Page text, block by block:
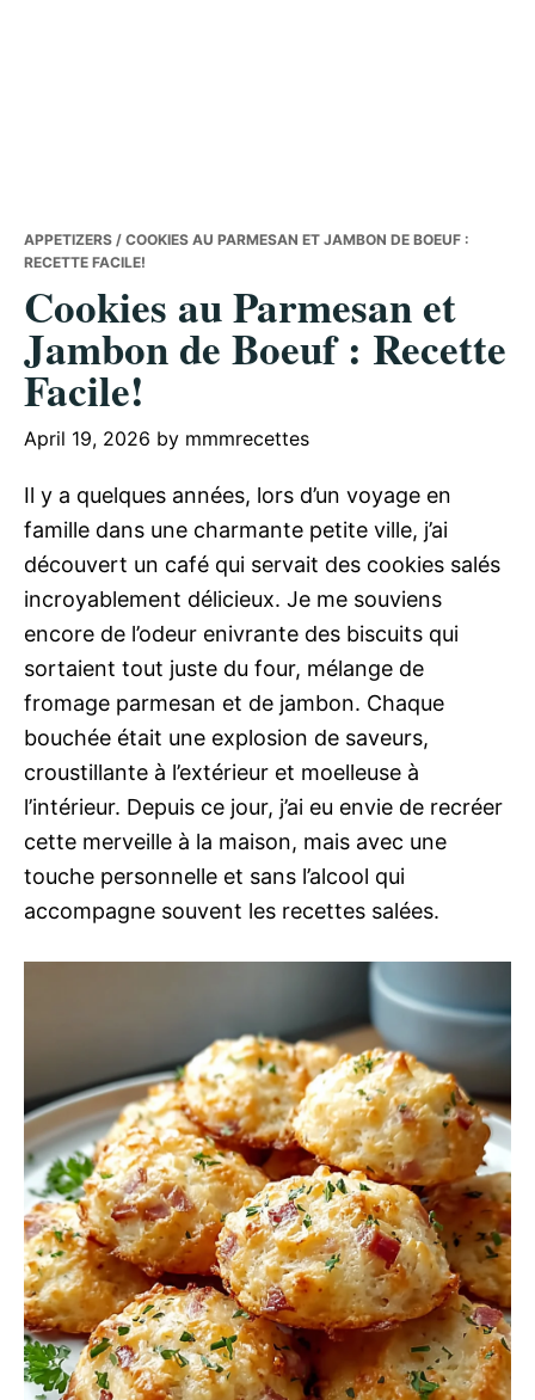
APPETIZERS / COOKIES AU PARMESAN ET JAMBON DE BOEUF :
RECETTE FACILE!
Cookies au Parmesan et
Jambon de Boeuf : Recette
Facile!
April 19, 2026 by mmmrecettes
Il y a quelques années, lors d’un voyage en
famille dans une charmante petite ville, j’ai
découvert un café qui servait des cookies salés
incroyablement délicieux. Je me souviens
encore de l’odeur enivrante des biscuits qui
sortaient tout juste du four, mélange de
fromage parmesan et de jambon. Chaque
bouchée était une explosion de saveurs,
croustillante à l’extérieur et moelleuse à
l’intérieur. Depuis ce jour, j’ai eu envie de recréer
cette merveille à la maison, mais avec une
touche personnelle et sans l’alcool qui
accompagne souvent les recettes salées.